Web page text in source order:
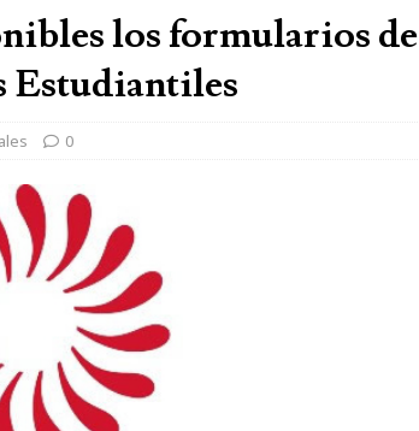
los formularios de
Estudiantiles
0